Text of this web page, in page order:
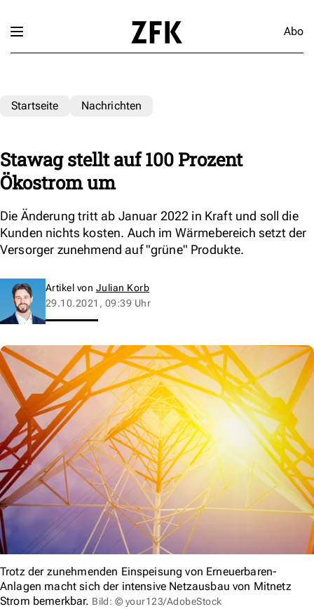
Abo
Startseite Nachrichten
Stawag stellt auf 100 Prozent
Ökostrom um
Die Änderung tritt ab Januar 2022 in Kraft und soll die
Kunden nichts kosten. Auch im Wärmebereich setzt der
Versorger zunehmend auf "grüne" Produkte.
Artikel von Julian Korb
29.10.2021, 09:39 Uhr
Trotz der zunehmenden Einspeisung von Erneuerbaren-
Anlagen macht sich der intensive Netzausbau von Mitnetz
Strom bemerkbar. Bild: © your123/AdobeStock